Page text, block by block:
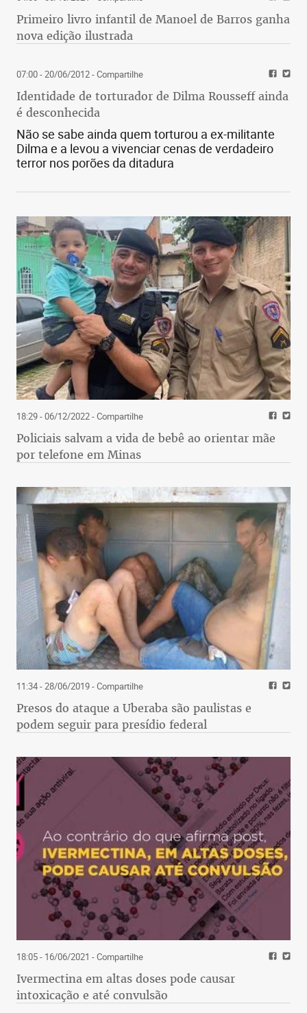
Primeiro livro infantil de Manoel de Barros ganha
nova edição ilustrada
07:00 - 20/06/2012- Compartilhe
Identidade de torturador de Dilma Rousseff ainda
é desconhecida
Não se sabe ainda quem torturou a ex-militante
Dilma e a levou a vivenciar cenas de verdadeiro
terror nos porões da ditadura
18:29 - 06/12/2022- Compartilhe
Policiais salvam a vida de bebê ao orientar mãe
por telefone em Minas
11:34 - 28/06/2019- Compartilhe
Presos do ataque a Uberaba são paulistas e
podem seguir para presídio federal
18:05 - 16/06/2021 - Compartilhe
Ivermectina em altas doses pode causar
intoxicação e até convulsão